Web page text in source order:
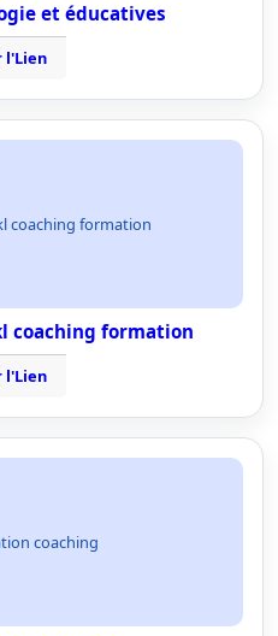
et éducatives
l'Lien
coaching formation
coaching formation
l'Lien
coaching